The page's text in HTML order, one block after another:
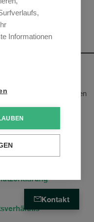
Updates zu den neusten
Kontakt
Informationen